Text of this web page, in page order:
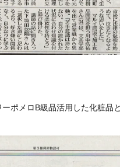
ポメロB級品活用した化粧品